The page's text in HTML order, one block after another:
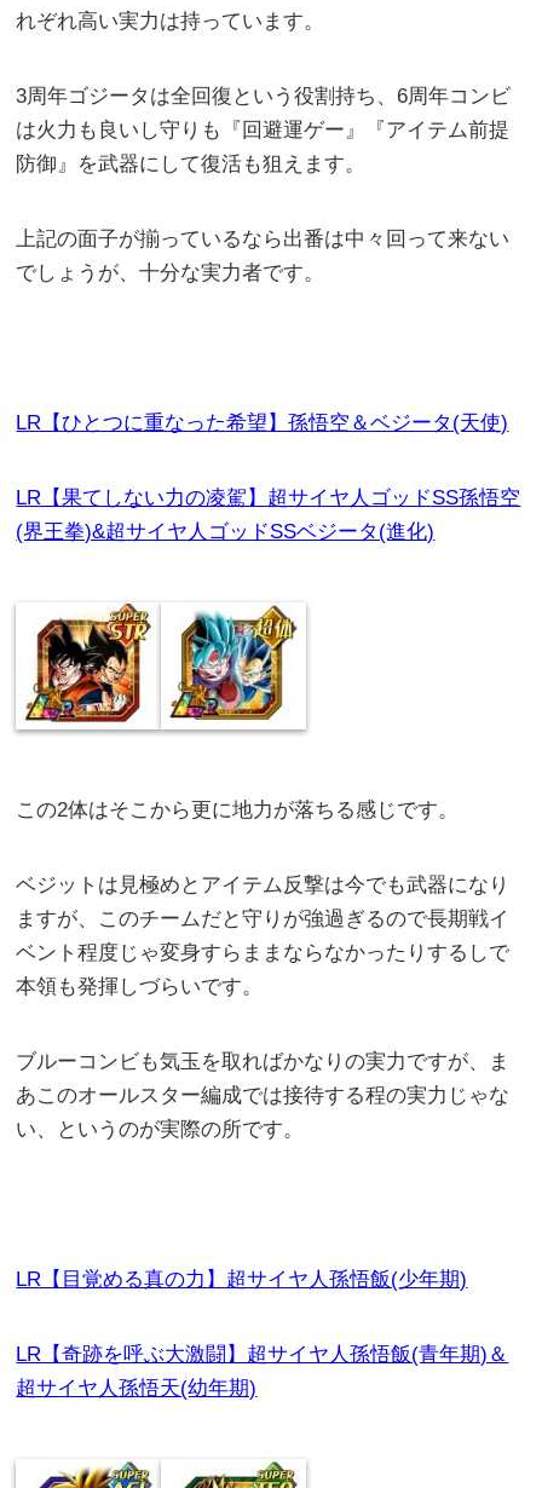
れぞれ高い実力は持っています。
3周年ゴジータは全回復という役割持ち、6周年コンビ
は火力も良いし守りも『回避運ゲー』『アイテム前提
防御』を武器にして復活も狙えます。
上記の面子が揃っているなら出番は中々回って来ない
でしょうが、十分な実力者です。
LR【ひとつに重なった希望】孫悟空＆ベジータ(天使)
LR【果てしない力の凌駕】超サイヤ人ゴッドSS孫悟空
(界王拳)&超サイヤ人ゴッドSSベジータ(進化)
この2体はそこから更に地力が落ちる感じです。
ベジットは見極めとアイテム反撃は今でも武器になり
ますが、このチームだと守りが強過ぎるので長期戦イ
ベント程度じゃ変身すらままならなかったりするしで
本領も発揮しづらいです。
ブルーコンビも気玉を取ればかなりの実力ですが、ま
あこのオールスター編成では接待する程の実力じゃな
い、というのが実際の所です。
LR【目覚める真の力】超サイヤ人孫悟飯(少年期)
LR【奇跡を呼ぶ大激闘】超サイヤ人孫悟飯(青年期)＆
超サイヤ人孫悟天(幼年期)